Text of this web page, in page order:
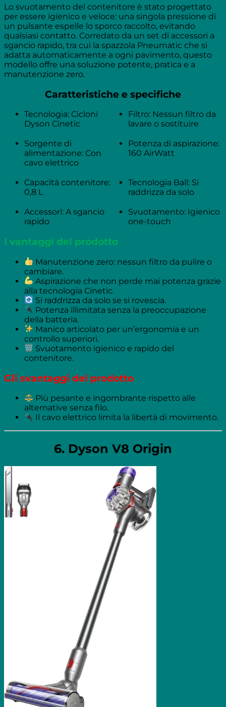
Lo svuotamento del contenitore è stato progettato
per essere igienico e veloce: una singola pressione di
un pulsante espelle lo sporco raccolto, evitando
qualsiasi contatto. Corredato da un set di accessori a
sgancio rapido, tra cui la spazzola Pneumatic che si
adatta automaticamente a ogni pavimento, questo
modello offre una soluzione potente, pratica e a
manutenzione zero.
Caratteristiche e specifiche
Tecnologia: Cicloni
Dyson Cinetic
Filtro: Nessun filtro da
lavare o sostituire
Sorgente di
alimentazione: Con
cavo elettrico
Potenza di aspirazione:
160 AirWatt
Capacità contenitore:
0,8 L
Tecnologia Ball: Si
raddrizza da solo
Accessori: A sgancio
rapido
Svuotamento: Igienico
one-touch
I vantaggi del prodotto
Manutenzione zero: nessun filtro da pulire o
cambiare.
Aspirazione che non perde mai potenza grazie
alla tecnologia Cinetic.
Si raddrizza da solo se si rovescia.
Potenza illimitata senza la preoccupazione
della batteria.
Manico articolato per un’ergonomia e un
controllo superiori.
Svuotamento igienico e rapido del
contenitore.
Gli svantaggi del prodotto
Più pesante e ingombrante rispetto alle
alternative senza filo.
Il cavo elettrico limita la libertà di movimento.
6. Dyson V8 Origin